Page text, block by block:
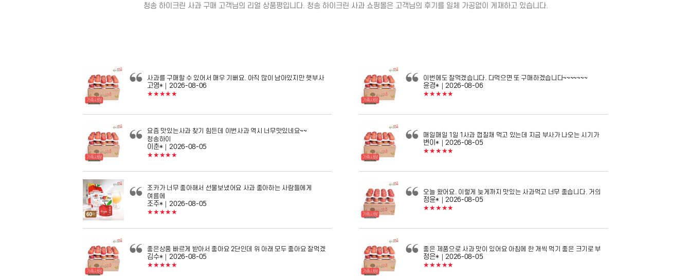
청송 하이크린 사과 구매 고객님의 리얼 상품평입니다. 청송 하이크린 사과 쇼핑몰은 고객님의 후기를 일체 가공없이 게재하고 있습니다.
사과를 구매할 수 있어서 매우 기뻐요. 아직 많이 남아있지만 햇부사
고영*｜2026-08-06
★★★★★
이번에도 잘먹겠습니다. 다먹으면 또 구매하겠습니다~~~~~~~
윤경*｜2026-08-06
★★★★★
요즘 맛있는사과 찾기 힘든데 이번사과 역시 너무맛있네요~~
청송하이
이춘*｜2026-08-05
★★★★★
매일매일 1일 1사과 껍질채 먹고 있는데 지금 부사가 나오는 시기가
변이*｜2026-08-05
★★★★★
조카가 너무 좋아해서 선물보냈어요 사과 좋아하는 사람들에게
여름에
조주*｜2026-08-05
★★★★★
오늘 왔어요. 이렇게 늦게까지 맛있는 사과먹고 너무 좋습니다. 거의
정윤*｜2026-08-05
★★★★★
좋은상품 빠르게 받아서 좋아요 2단인데 위 아래 모두 좋아요 잘먹겠
김수*｜2026-08-05
★★★★★
좋은 제품으로 사과 맛이 있어요 아침에 한 개씩 먹기 좋은 크기로 부
정은*｜2026-08-05
★★★★★